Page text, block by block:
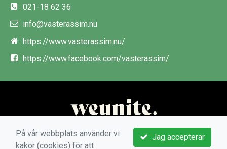
021-18 62 36
info@vasterassim.nu
https://www.vasterassim.nu/
https://www.facebook.com/vasterassim/
Jag accepterar
På vår webbplats använder vi
kakor (cookies) för att